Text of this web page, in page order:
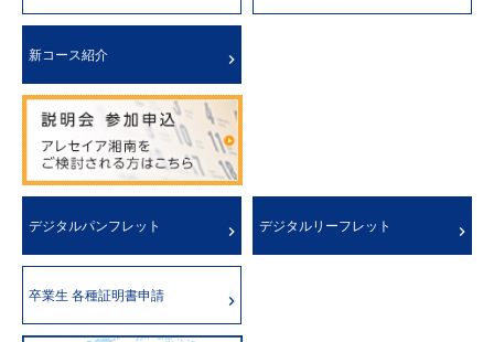
新コース紹介
デジタルパンフレット デジタルリーフレット
卒業生 各種証明書申請